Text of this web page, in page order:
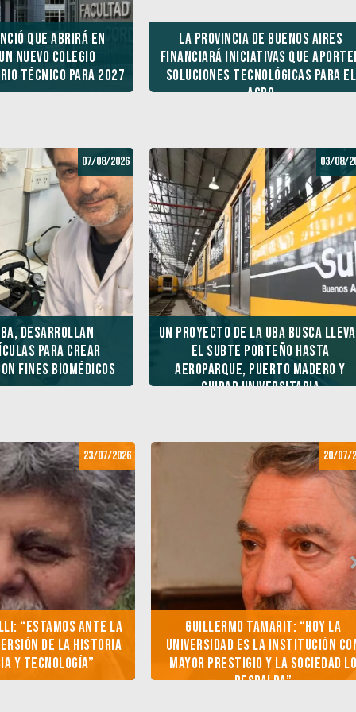
que abrirá en
nuevo colegio
técnico para 2027
La provincia de Buenos Aires
financiará iniciativas que
soluciones tecnológicas para el
agro
Sturzenegger: “No se nos puede
exigir pagar la Ley de
Financiamiento Universitario”
07/08/2026
desarrollan
para crear
fines biomédicos
03/08/
Un proyecto de la UBA busca
el subte porteño hasta
Aeroparque, Puerto Madero y
Ciudad Universitaria
23/07/2026
“Estamos ante la
de la historia
y tecnología”
20/07/
Guillermo Tamarit: “Hoy la
universidad es la institución
mayor prestigio y la sociedad lo
respalda”